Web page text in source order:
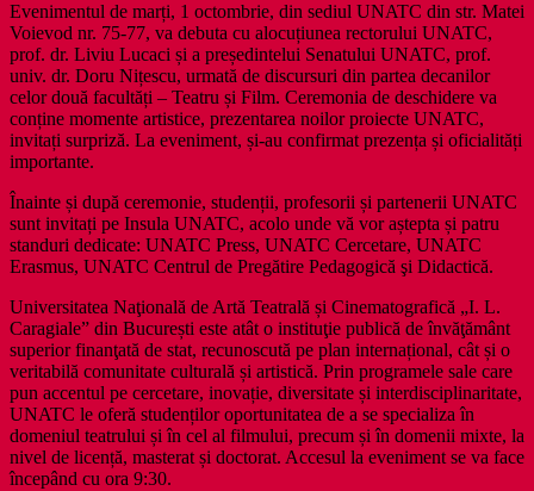
Evenimentul de marți, 1 octombrie, din sediul UNATC din str. Matei
Voievod nr. 75-77, va debuta cu alocuțiunea rectorului UNATC,
prof. dr. Liviu Lucaci și a președintelui Senatului UNATC, prof.
univ. dr. Doru Nițescu, urmată de discursuri din partea decanilor
celor două facultăți – Teatru și Film. Ceremonia de deschidere va
conține momente artistice, prezentarea noilor proiecte UNATC,
invitați surpriză. La eveniment, și-au confirmat prezența și oficialități
importante.
Înainte și după ceremonie, studenții, profesorii și partenerii UNATC
sunt invitați pe Insula UNATC, acolo unde vă vor aștepta și patru
standuri dedicate: UNATC Press, UNATC Cercetare, UNATC
Erasmus, UNATC Centrul de Pregătire Pedagogică şi Didactică.
Universitatea Naţională de Artă Teatrală și Cinematografică „I. L.
Caragiale” din București este atât o instituţie publică de învăţământ
superior finanţată de stat, recunoscută pe plan internațional, cât și o
veritabilă comunitate culturală și artistică. Prin programele sale care
pun accentul pe cercetare, inovație, diversitate și interdisciplinaritate,
UNATC le oferă studenților oportunitatea de a se specializa în
domeniul teatrului și în cel al filmului, precum și în domenii mixte, la
nivel de licență, masterat și doctorat. Accesul la eveniment se va face
începând cu ora 9:30.